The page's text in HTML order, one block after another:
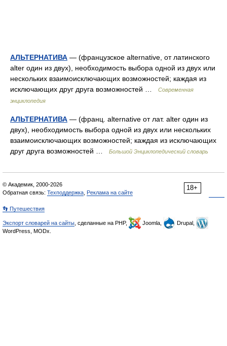
АЛЬТЕРНАТИВА — (французское alternative, от латинского
alter один из двух), необходимость выбора одной из двух или
нескольких взаимоисключающих возможностей; каждая из
исключающих друг друга возможностей …
Современная
энциклопедия
АЛЬТЕРНАТИВА — (франц. alternative от лат. alter один из
двух), необходимость выбора одной из двух или нескольких
взаимоисключающих возможностей; каждая из исключающих
друг друга возможностей …
Большой Энциклопедический словарь
18+
© Академик, 2000-2026
Обратная связь: Техподдержка Реклама на сайте
👣 Путешествия
Экспорт словарей на сайты , сделанные на PHP, Joomla,
Drupal,
WordPress, MODx.